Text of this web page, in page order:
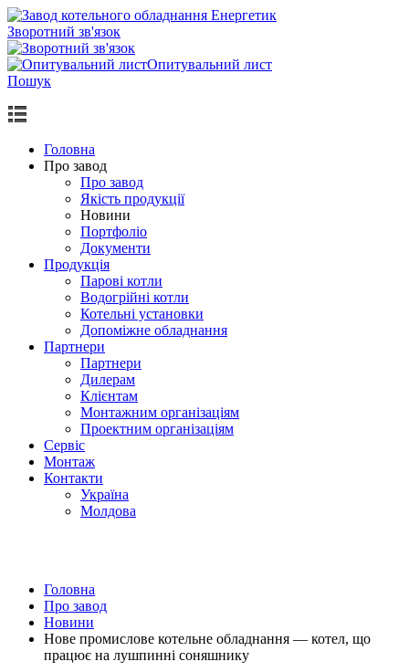
Зворотний зв'язок
Опитувальний лист
Пошук
Головна
Про завод
Про завод
Якість продукції
Новини
Портфоліо
Документи
Продукцiя
Парові котли
Водогрiйнi котли
Котельні установки
Допоміжне обладнання
Партнери
Партнери
Дилерам
Клієнтам
Монтажним організаціям
Проектним органiзацiям
Сервiс
Монтаж
Контакти
Україна
Молдова
Головна
Про завод
Новини
Нове промислове котельне обладнання — котел, що
працює на лушпинні соняшнику